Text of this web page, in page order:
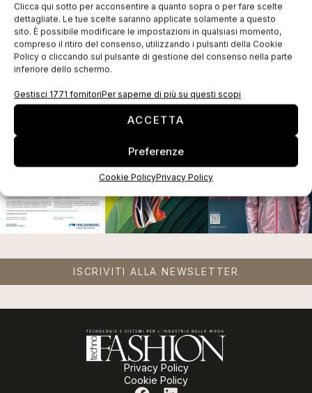
Clicca qui sotto per acconsentire a quanto sopra o per fare scelte
dettagliate. Le tue scelte saranno applicate solamente a questo
sito. È possibile modificare le impostazioni in qualsiasi momento,
compreso il ritiro del consenso, utilizzando i pulsanti della Cookie
Policy o cliccando sul pulsante di gestione del consenso nella parte
inferiore dello schermo.
Gestisci 1771 fornitoriPer saperne di più su questi scopi
ACCETTA
Preferenze
Cookie PolicyPrivacy Policy
Continua l’espansione all’estero del Gruppo Ermanno
Scervino che ha inaugurato in questi giorni la prima boutique
a Bucarest, portando a 37 i monobrand aperti nei continenti.
“La presenza diretta nella
EDICOLA WEB
ISCRIVITI ALLA NEWSLETTER
Privacy Policy
Cookie Policy